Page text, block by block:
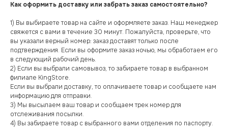
Как оформить доставку или забрать заказ самостоятельно?
1) Вы выбираете товар на сайте и оформляете заказ. Наш менеджер
свяжется с вами в течение 30 минут. Пожалуйста, проверьте, что
вы указали верный номер: заказ доставят только после
подтверждения. Если вы оформите заказ ночью, мы обработаем его
в следующий рабочий день.
2) Если вы выбрали самовывоз, то забираете товар в выбранном
филиале KingStore.
Если вы выбрали доставку, то оплачиваете товар и сообщаете нам
информацию для отправки.
3) Мы высылаем ваш товар и сообщаем трек номер для
отслеживания посылки.
4) Вы забираете товар с выбранного вами отделения по паспорту.